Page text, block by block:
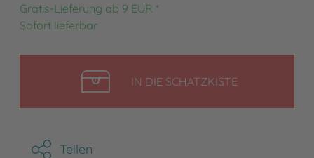
Gratis-Lieferung ab 9 EUR *
Sofort lieferbar
IN DIE SCHATZKISTELEGEN
Teilen